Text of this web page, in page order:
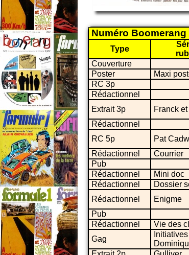
Numéro Boomerang
Type
Couverture
Poster
Maxi
RC 3p
Rédactionnel
Extrait 3p
Franck
Rédactionnel
RC 5p
Pat
Rédactionnel
Courrier
Pub
Rédactionnel
Mini doc
Rédactionnel
Dossier
Rédactionnel
Enigme
Pub
Rédactionnel
Vie des
Gag